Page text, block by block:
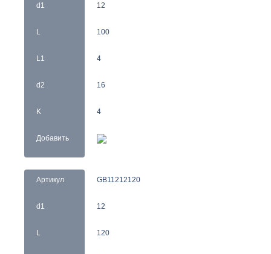
d1
L
L1
d2
K
Добавить
12
100
4
16
4
Артикул
d1
L
GB11212120
12
120